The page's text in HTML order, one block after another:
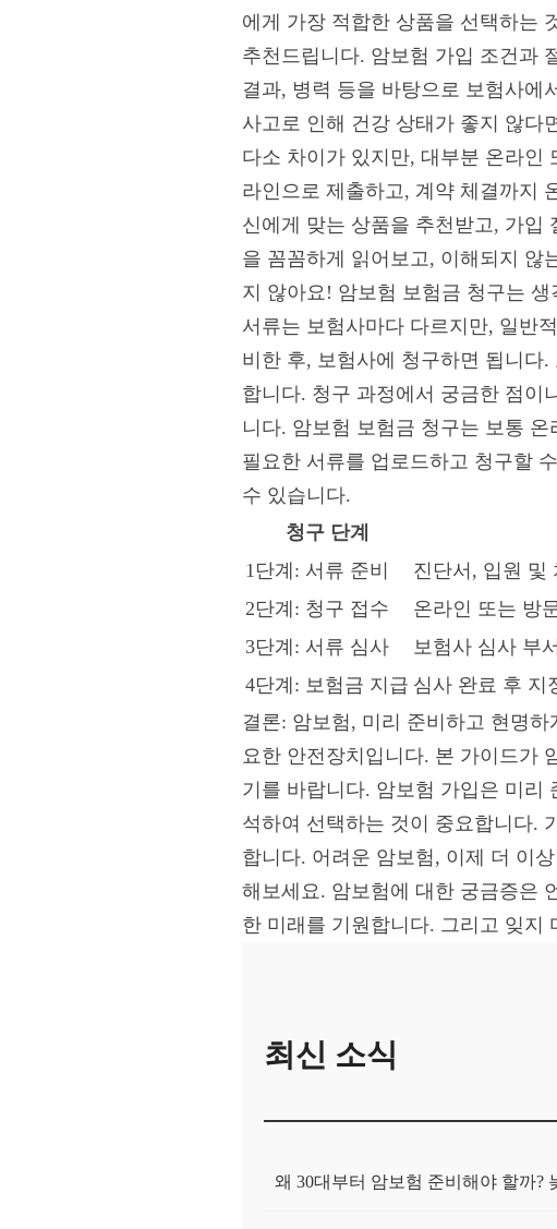
에게 가장 적합한 상품을 선택하는
추천드립니다. 암보험 가입 조건과
결과, 병력 등을 바탕으로 보험사에
사고로 인해 건강 상태가 좋지 않다
다소 차이가 있지만, 대부분 온라인
라인으로 제출하고, 계약 체결까지
신에게 맞는 상품을 추천받고, 가입
을 꼼꼼하게 읽어보고, 이해되지 않
지 않아요! 암보험 보험금 청구는
서류는 보험사마다 다르지만, 일반
비한 후, 보험사에 청구하면 됩니다
합니다. 청구 과정에서 궁금한 점이
니다. 암보험 보험금 청구는 보통
필요한 서류를 업로드하고 청구할
수 있습니다.
청구 단계
1단계: 서류 준비
진단서, 입원 및
2단계: 청구 접수
온라인 또는 방
3단계: 서류 심사
보험사 심사 부
4단계: 보험금 지급 심사 완료 후 지
결론: 암보험, 미리 준비하고 현명
요한 안전장치입니다. 본 가이드가
기를 바랍니다. 암보험 가입은 미리
석하여 선택하는 것이 중요합니다.
합니다. 어려운 암보험, 이제 더 이
해보세요. 암보험에 대한 궁금증은
한 미래를 기원합니다. 그리고 잊지
최신 소식
왜 30대부터 암보험 준비해야 할까?